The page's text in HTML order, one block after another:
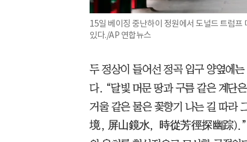
15일 베이징 중난하이 정원에서 도널드 트럼
있다./AP 연합뉴스
두 정상이 들어선 정곡 입구 양옆에
다. “달빛 머문 땅과 구름 같은 계단
거울 같은 물은 꽃향기 나는 길 따
境, 屏山鏡水，時從芳徑探幽踪).”